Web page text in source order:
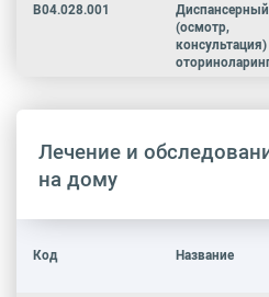
B04.028.001
(осмотр,
Лечение и
на дому
Код Название